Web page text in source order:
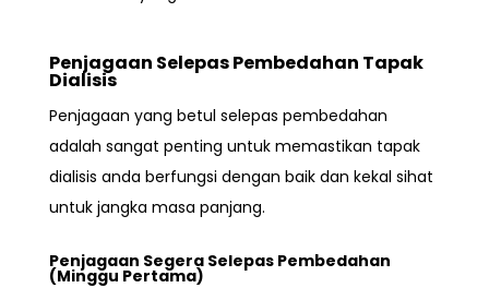
Penjagaan Selepas Pembedahan Tapak
Dialisis
Penjagaan yang betul selepas pembedahan
adalah sangat penting untuk memastikan tapak
dialisis anda berfungsi dengan baik dan kekal sihat
untuk jangka masa panjang.
Penjagaan Segera Selepas Pembedahan
(Minggu Pertama)